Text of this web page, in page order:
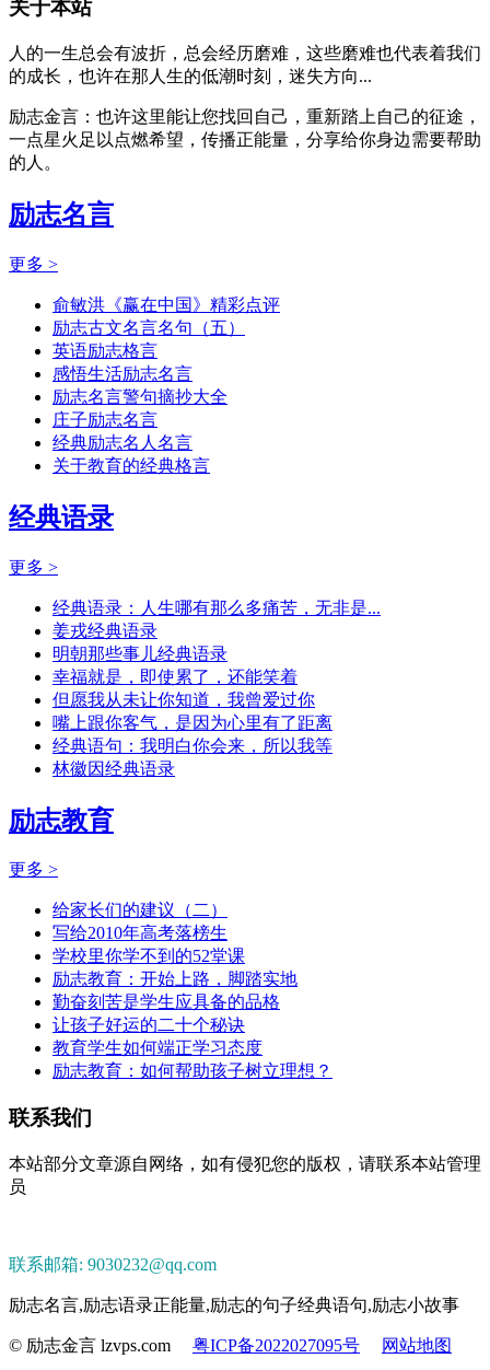
关于本站
人的一生总会有波折，总会经历磨难，这些磨难也代表着我们
的成长，也许在那人生的低潮时刻，迷失方向...
励志金言：也许这里能让您找回自己，重新踏上自己的征途，
一点星火足以点燃希望，传播正能量，分享给你身边需要帮助
的人。
励志名言
更多 >
俞敏洪《赢在中国》精彩点评
励志古文名言名句（五）
英语励志格言
感悟生活励志名言
励志名言警句摘抄大全
庄子励志名言
经典励志名人名言
关于教育的经典格言
经典语录
更多 >
经典语录：人生哪有那么多痛苦，无非是...
姜戎经典语录
明朝那些事儿经典语录
幸福就是，即使累了，还能笑着
但愿我从未让你知道，我曾爱过你
嘴上跟你客气，是因为心里有了距离
经典语句：我明白你会来，所以我等
林徽因经典语录
励志教育
更多 >
给家长们的建议（二）
写给2010年高考落榜生
学校里你学不到的52堂课
励志教育：开始上路，脚踏实地
勤奋刻苦是学生应具备的品格
让孩子好运的二十个秘诀
教育学生如何端正学习态度
励志教育：如何帮助孩子树立理想？
联系我们
本站部分文章源自网络，如有侵犯您的版权，请联系本站管理
员
联系邮箱: 9030232@qq.com
励志名言,励志语录正能量,励志的句子经典语句,励志小故事
© 励志金言 lzvps.com 粤ICP备2022027095号 网站地图